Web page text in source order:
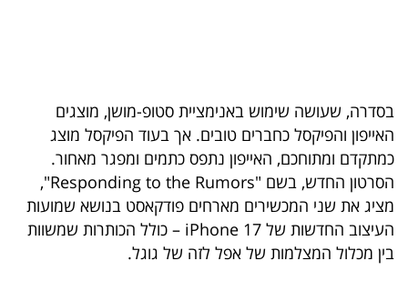
הכלכלי
פודקאסט
40
UNDER
40
בסדרה, שעושה שימוש באנימציית סטופ-מושן, מוצגים
האייפון והפיקסל כחברים טובים. אך בעוד הפיקסל מוצג
כמתקדם ומתוחכם, האייפון נתפס כתמים ומפגר מאחור.
הסרטון החדש, בשם "Responding to the Rumors",
מציג את שני המכשירים מארחים פודקאסט בנושא שמועות
העיצוב החדשות של iPhone 17 – כולל הכותרות שמשוות
בין מכלול המצלמות של אפל לזה של גוגל.